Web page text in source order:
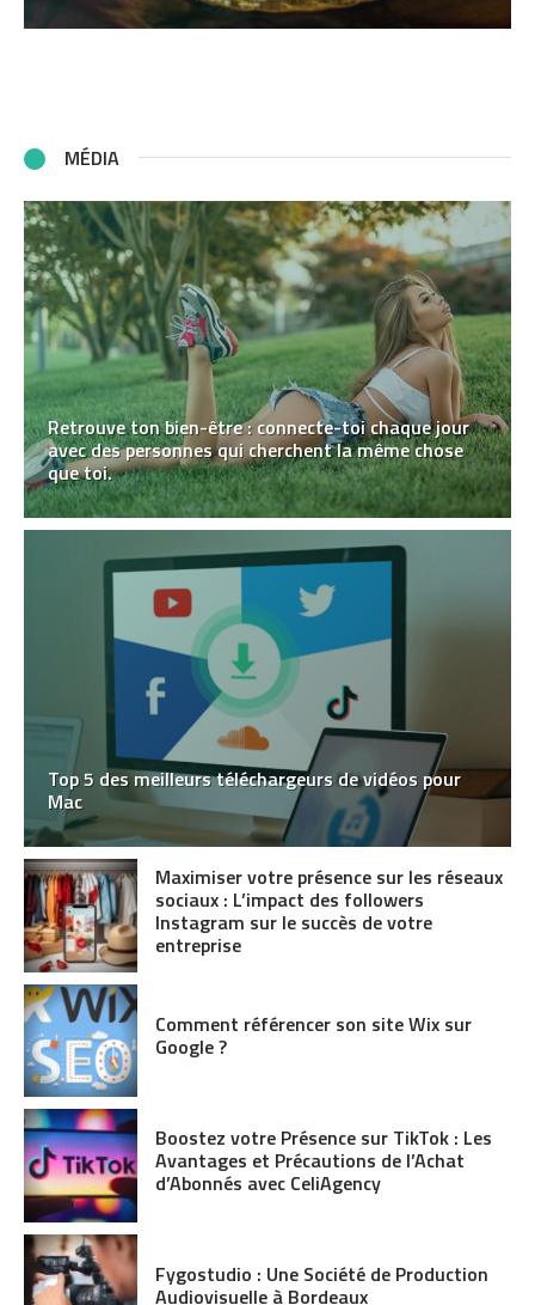
MÉDIA
Retrouve ton bien-être : connecte-toi chaque jour
avec des personnes qui cherchent la même chose
que toi.
Top 5 des meilleurs téléchargeurs de vidéos pour
Mac
Maximiser votre présence sur les réseaux
sociaux : L’impact des followers
Instagram sur le succès de votre
entreprise
Comment référencer son site Wix sur
Google ?
Boostez votre Présence sur TikTok : Les
Avantages et Précautions de l’Achat
d’Abonnés avec CeliAgency
Fygostudio : Une Société de Production
Audiovisuelle à Bordeaux